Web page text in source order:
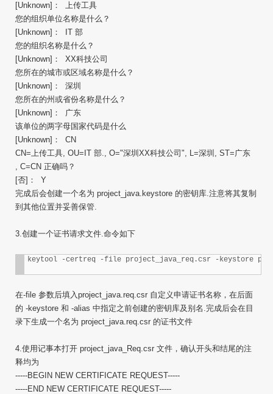
[Unknown]： 上传工具
您的组织单位名称是什么？
[Unknown]： IT 部
您的组织名称是什么？
[Unknown]： XX科技公司
您所在的城市或区域名称是什么？
[Unknown]： 深圳
您所在的州或省份名称是什么？
[Unknown]： 广东
该单位的两字母国家代码是什么
[Unknown]： CN
CN=上传工具, OU=IT 部., O="深圳XX科技公司", L=深圳, ST=广东
, C=CN 正确吗？
[否]： Y
完成后会创建一个名为 project_java.keystore 的密钥库.注意将其复制
到其他位置并妥善保管.
3.创建一个证书请求文件.命令如下
keytool -certreq -file project_java_req.csr -keystore
在-file 参数后填入project_java.req.csr 自定义申请证书名称，在后面
的 -keystore 和 -alias 中指定之前创建的密钥库及别名.完成后会在目
录下生成一个名为 project_java.req.csr 的证书文件
4.使用记事本打开 project_java_Req.csr 文件，确认开头和结尾的注
释均为
-----BEGIN NEW CERTIFICATE REQUEST-----
-----END NEW CERTIFICATE REQUEST-----